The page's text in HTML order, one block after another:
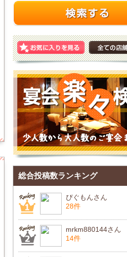
総合投稿数ランキング
ぴぐもんさん
28件
mrkm880144さん
14件